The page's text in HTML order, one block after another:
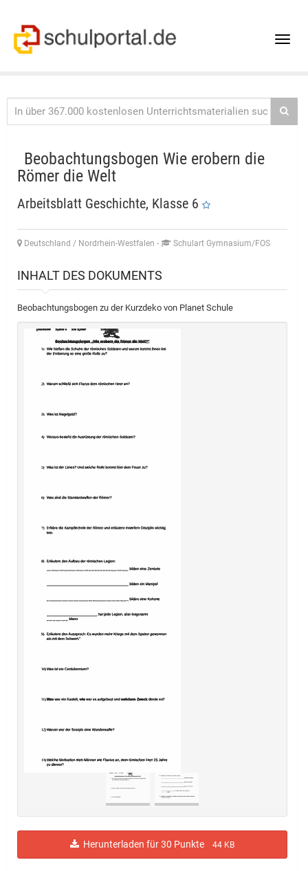
Toggle
Beobachtungsbogen Wie erobern die
Römer die Welt
Arbeitsblatt Geschichte, Klasse 6
Deutschland / Nordrhein-Westfalen - Schulart Gymnasium/FOS
INHALT DES DOKUMENTS
Beobachtungsbogen zu der Kurzdeko von Planet Schule
Herunterladen für 30 Punkte 44 KB